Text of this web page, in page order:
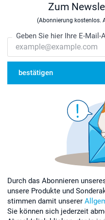
Zum
(Abonnierung kostenlos.
Geben Sie hier Ihre E-Mail-
bestätigen
Durch das Abonnieren
unsere Produkte und
stimmen damit unserer
Sie können sich jederzeit